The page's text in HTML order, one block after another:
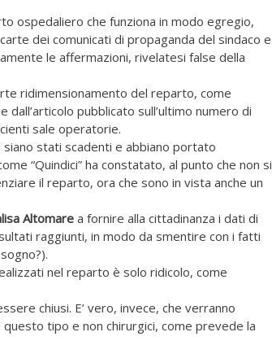
ospedaliero che funziona in modo egregio,
dei comunicati di propaganda del sindaco e
le affermazioni, rivelatesi false della
ridimensionamento del reparto, come
pubblicato sull’ultimo numero di
sale operatorie.
stati scadenti e abbiano portato
“Quindici” ha constatato, al punto che non si
il reparto, ora che sono in vista anche un
Altomarea fornire alla cittadinanza i dati di
raggiunti, in modo da smentire con i fatti
nel reparto è solo ridicolo, come
chiusi. E’ vero, invece, che verranno
tipo e non chirurgici, come prevede la